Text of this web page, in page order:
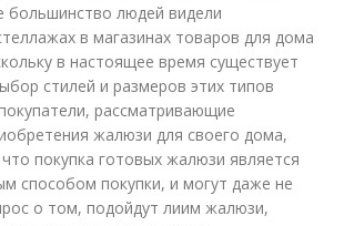
большинство людей видели
в магазинах товаров для дома
в настоящее время существует
стилей и размеров этих типов
рассматривающие
жалюзи для своего дома,
покупка готовых жалюзи является
способом покупки, и могут даже не
о том, подойдут лиим жалюзи,